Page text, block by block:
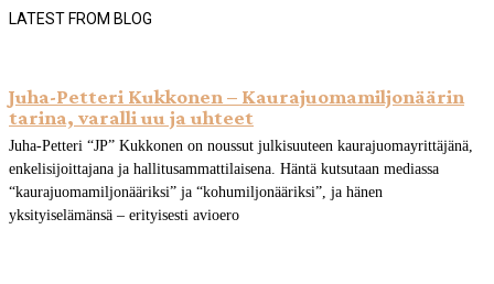
LATEST FROM BLOG
Juha-Petteri Kukkonen – Kaurajuomamiljonäärin
tarina, varalli uu ja uhteet
Juha-Petteri “JP” Kukkonen on noussut julkisuuteen kaurajuomayrittäjänä,
enkelisijoittajana ja hallitusammattilaisena. Häntä kutsutaan mediassa
“kaurajuomamiljonääriksi” ja “kohumiljonääriksi”, ja hänen
yksityiselämänsä – erityisesti avioero